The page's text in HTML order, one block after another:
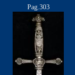
Pag.303